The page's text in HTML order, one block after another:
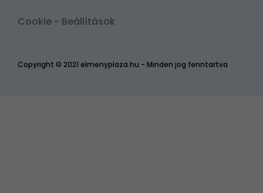
Copyright © 2021 elmenyplaza.hu - Minden jog fenntartva
Cookie - Beállítások